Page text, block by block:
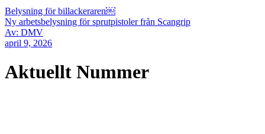
Belysning för billackeraren￼
Ny arbetsbelysning för sprutpistoler från Scangrip
Av: DMV
april 9, 2026
Aktuellt Nummer